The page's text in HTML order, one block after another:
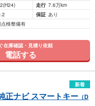
(H24) 走行 7.6万km
保証 あり
検整備有
在庫確認・見積り依頼
電話する
新着
正ナビ スマートキー （D